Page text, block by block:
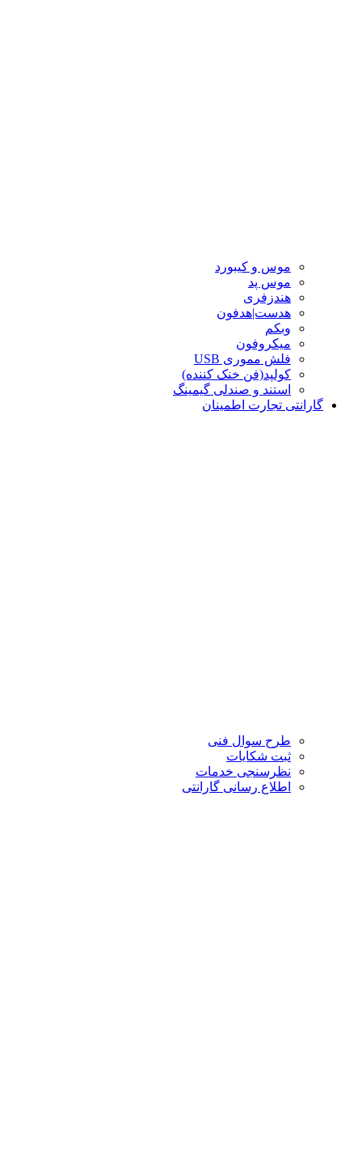
موس و کیبورد
موس پد
هندزفری
هدست|هدفون
وبکم
میکروفون
فلش مموری USB
کولپد(فن خنک کننده)
استند و صندلی گیمینگ
گارانتی تجارت اطمینان
طرح سوال فنی
ثبت شکایات
نظرسنجی خدمات
اطلاع رسانی گارانتی